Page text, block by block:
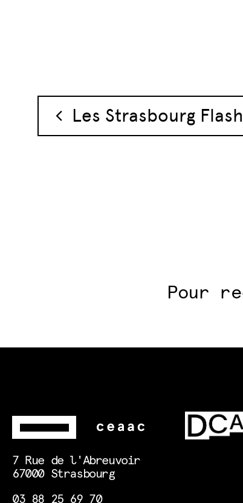
Navigation
Les Strasbourg
Pour
7 Rue de l'Abreuvoir
67000 Strasbourg
03 88 25 69 70